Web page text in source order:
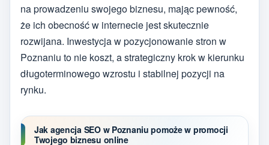
na prowadzeniu swojego biznesu, mając pewność,
że ich obecność w internecie jest skutecznie
rozwijana. Inwestycja w pozycjonowanie stron w
Poznaniu to nie koszt, a strategiczny krok w kierunku
długoterminowego wzrostu i stabilnej pozycji na
rynku.
Jak agencja SEO w Poznaniu pomoże w promocji
Twojego biznesu online